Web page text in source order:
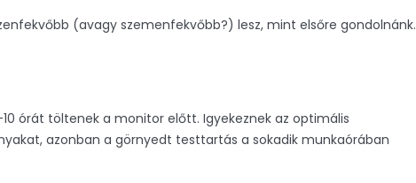
(avagy szemenfekvőbb?) lesz, mint elsőre gondolnánk.
órát töltenek a monitor előtt. Igyekeznek az optimális
azonban a görnyedt testtartás a sokadik munkaórában